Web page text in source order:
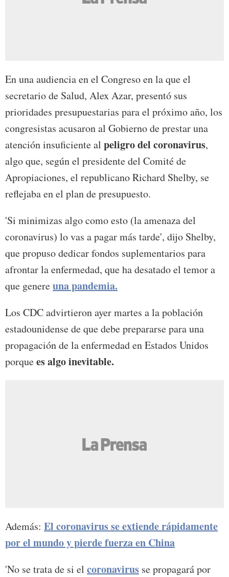
En una audiencia en el Congreso en la que el
secretario de Salud, Alex Azar, presentó sus
prioridades presupuestarias para el próximo año, los
congresistas acusaron al Gobierno de prestar una
atención insuficiente al peligro del coronavirus,
algo que, según el presidente del Comité de
Apropiaciones, el republicano Richard Shelby, se
reflejaba en el plan de presupuesto.
'Si minimizas algo como esto (la amenaza del
coronavirus) lo vas a pagar más tarde', dijo Shelby,
que propuso dedicar fondos suplementarios para
afrontar la enfermedad, que ha desatado el temor a
que genereuna pandemia.
Los CDC advirtieron ayer martes a la población
estadounidense de que debe prepararse para una
propagación de la enfermedad en Estados Unidos
porquees algo inevitable.
Además: El coronavirus se extiende rápidamente
por el mundo y pierde fuerza en China
'No se trata de si el coronavirus se propagará por